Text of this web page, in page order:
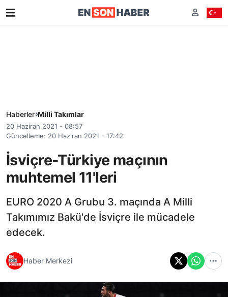
Haberler Milli Takımlar
20 Haziran 2021 - 08:57
Güncelleme: 20 Haziran 2021 - 17:42
İsviçre-Türkiye maçının
muhtemel 11'leri
EURO 2020 A Grubu 3. maçında A Milli
Takımımız Bakü'de İsviçre ile mücadele
edecek.
Haber Merkezi